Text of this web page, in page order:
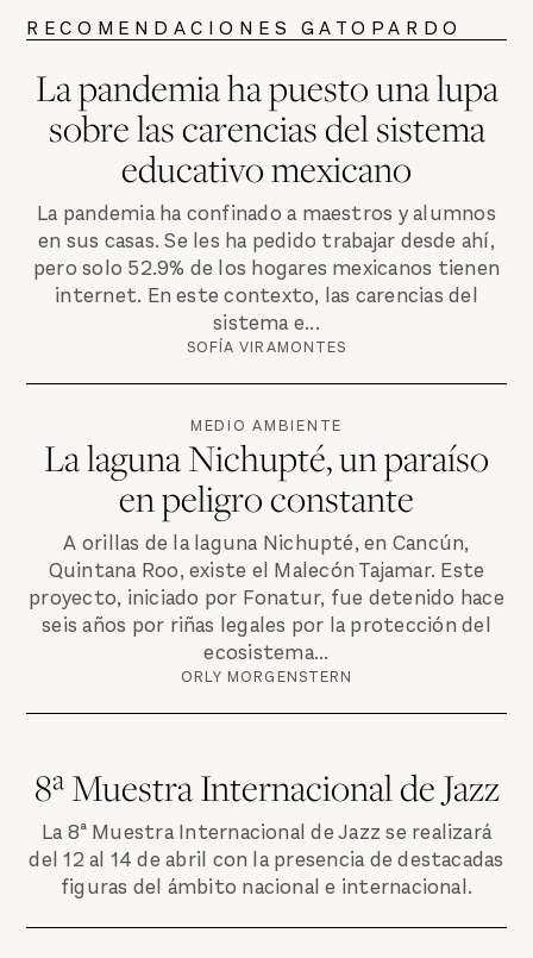
RECOMENDACIONES GATOPARDO
La pandemia ha puesto una lupa
sobre las carencias del sistema
educativo mexicano
La pandemia ha confinado a maestros y alumnos
en sus casas. Se les ha pedido trabajar desde ahí,
pero solo 52.9% de los hogares mexicanos tienen
internet. En este contexto, las carencias del
sistema e...
SOFÍA VIRAMONTES
MEDIO AMBIENTE
La laguna Nichupté, un paraíso
en peligro constante
A orillas de la laguna Nichupté, en Cancún,
Quintana Roo, existe el Malecón Tajamar. Este
proyecto, iniciado por Fonatur, fue detenido hace
seis años por riñas legales por la protección del
ecosistema...
ORLY MORGENSTERN
8ª Muestra Internacional de Jazz
La 8ª Muestra Internacional de Jazz se realizará
del 12 al 14 de abril con la presencia de destacadas
figuras del ámbito nacional e internacional.